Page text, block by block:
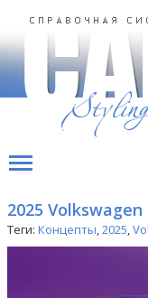
2025 Volkswagen
Теги: Концепты,2025,